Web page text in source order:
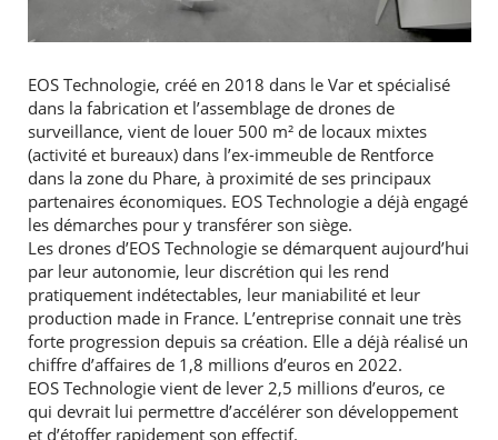
EOS Technologie, créé en 2018 dans le Var et spécialisé
dans la fabrication et l’assemblage de drones de
surveillance, vient de louer 500 m² de locaux mixtes
(activité et bureaux) dans l’ex-immeuble de Rentforce
dans la zone du Phare, à proximité de ses principaux
partenaires économiques. EOS Technologie a déjà engagé
les démarches pour y transférer son siège.
Les drones d’EOS Technologie se démarquent aujourd’hui
par leur autonomie, leur discrétion qui les rend
pratiquement indétectables, leur maniabilité et leur
production made in France. L’entreprise connait une très
forte progression depuis sa création. Elle a déjà réalisé un
chiffre d’affaires de 1,8 millions d’euros en 2022.
EOS Technologie vient de lever 2,5 millions d’euros, ce
qui devrait lui permettre d’accélérer son développement
et d’étoffer rapidement son effectif.